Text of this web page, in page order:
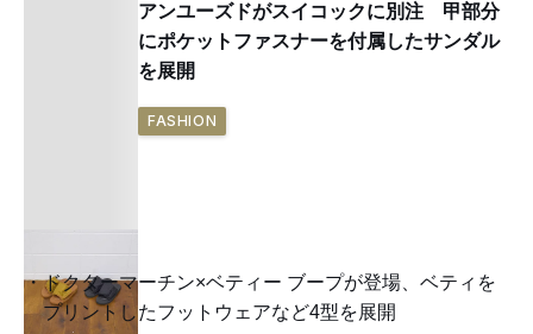
アンユーズドがスイコックに別注 甲部分
にポケットファスナーを付属したサンダル
を展開
FASHION
ドクターマーチン×ベティー ブープが登場、ベティを
プリントしたフットウェアなど4型を展開